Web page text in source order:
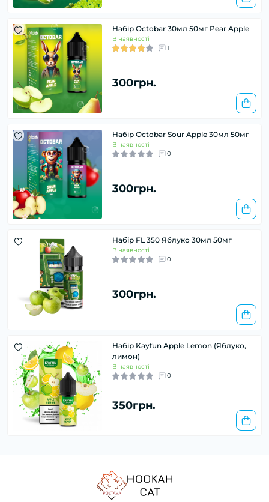
Набір Octobar 30мл 50мг Pear Apple
В наявності
1
300грн.
Набір Octobar Sour Apple 30мл 50мг
В наявності
0
300грн.
Набір FL 350 Яблуко 30мл 50мг
В наявності
0
300грн.
Набір Kayfun Apple Lemon (Яблуко,
лимон)
В наявності
0
350грн.